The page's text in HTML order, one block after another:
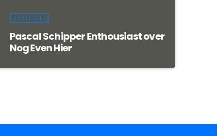
SPOTLIGHT
Pascal Schipper Enthousiast over
Nog Even Hier